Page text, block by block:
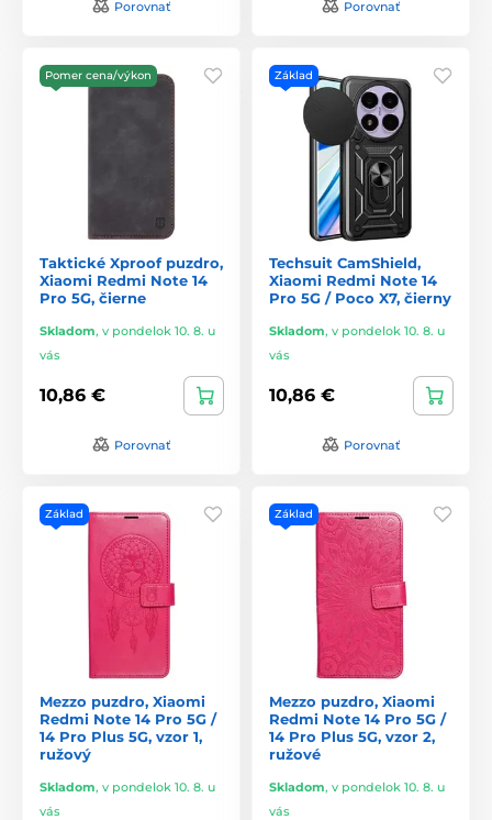
Porovnať Porovnať
Pomer cena/výkon
Taktické Xproof puzdro,
Xiaomi Redmi Note 14
Pro 5G, čierne
Skladom, v pondelok 10. 8. u
vás
10,86 €
Porovnať
Základ
Techsuit CamShield,
Xiaomi Redmi Note 14
Pro 5G / Poco X7, čierny
Skladom, v pondelok 10. 8. u
vás
10,86 €
Porovnať
Základ
Mezzo puzdro, Xiaomi
Redmi Note 14 Pro 5G /
14 Pro Plus 5G, vzor 1,
ružový
Skladom, v pondelok 10. 8. u
vás
Základ
Mezzo puzdro, Xiaomi
Redmi Note 14 Pro 5G /
14 Pro Plus 5G, vzor 2,
ružové
Skladom, v pondelok 10. 8. u
vás